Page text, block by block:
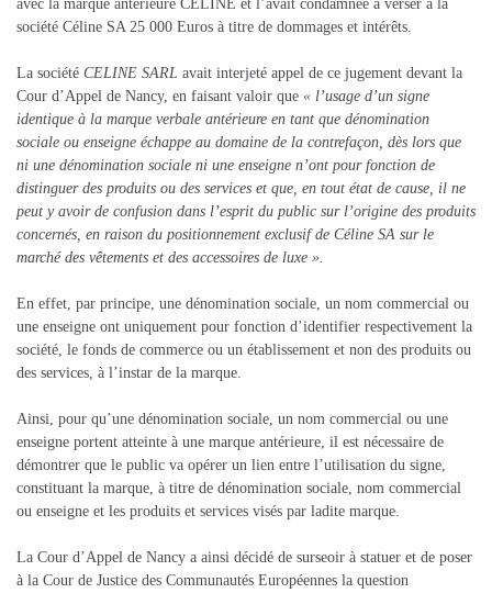
avec la marque antérieure CELINE et l’avait condamnée à verser à la
société Céline SA 25 000 Euros à titre de dommages et intérêts.
La société CELINE SARL avait interjeté appel de ce jugement devant la
Cour d’Appel de Nancy, en faisant valoir que « l’usage d’un signe
identique à la marque verbale antérieure en tant que dénomination
sociale ou enseigne échappe au domaine de la contrefaçon, dès lors que
ni une dénomination sociale ni une enseigne n’ont pour fonction de
distinguer des produits ou des services et que, en tout état de cause, il ne
peut y avoir de confusion dans l’esprit du public sur l’origine des produits
concernés, en raison du positionnement exclusif de Céline SA sur le
marché des vêtements et des accessoires de luxe ».
En effet, par principe, une dénomination sociale, un nom commercial ou
une enseigne ont uniquement pour fonction d’identifier respectivement la
société, le fonds de commerce ou un établissement et non des produits ou
des services, à l’instar de la marque.
Ainsi, pour qu’une dénomination sociale, un nom commercial ou une
enseigne portent atteinte à une marque antérieure, il est nécessaire de
démontrer que le public va opérer un lien entre l’utilisation du signe,
constituant la marque, à titre de dénomination sociale, nom commercial
ou enseigne et les produits et services visés par ladite marque.
La Cour d’Appel de Nancy a ainsi décidé de surseoir à statuer et de poser
à la Cour de Justice des Communautés Européennes la question